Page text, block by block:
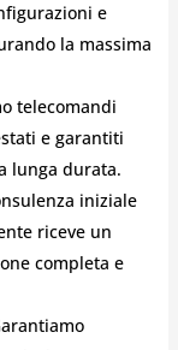
e
la massima
telecomandi
e garantiti
lunga durata.
iniziale
riceve un
completa e